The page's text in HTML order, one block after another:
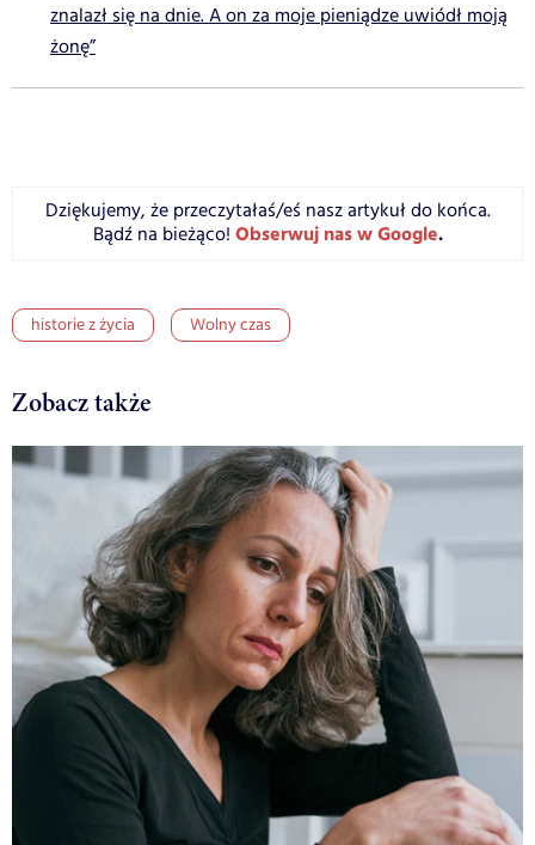
znalazł się na dnie. A on za moje pieniądze uwiódł moją
żonę”
Dziękujemy, że przeczytałaś/eś nasz artykuł do końca.
Bądź na bieżąco! Obserwuj nas w Google.
historie z życia Wolny czas
Zobacz także